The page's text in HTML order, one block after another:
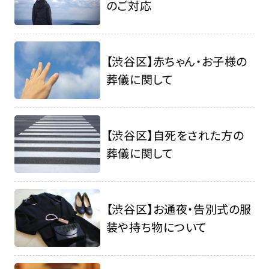
のご対応
【渋谷区】赤ちゃん・お子様の
葬儀に関して
【渋谷区】自死をされた方の
葬儀に関して
【渋谷区】お通夜・告別式の服
装や持ち物について